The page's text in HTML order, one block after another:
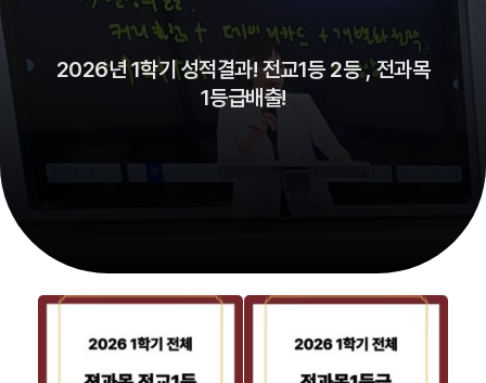
2026년 1학기 성적결과! 전교1등 2등 , 전과목
1등급배출!